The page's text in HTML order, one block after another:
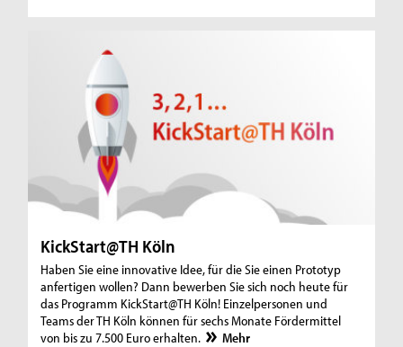
KickStart@TH Köln
Haben Sie eine innovative Idee, für die Sie einen Prototyp
anfertigen wollen? Dann bewerben Sie sich noch heute für
das Programm KickStart@TH Köln! Einzelpersonen und
Teams der TH Köln können für sechs Monate Fördermittel
von bis zu 7.500 Euro erhalten.
Mehr